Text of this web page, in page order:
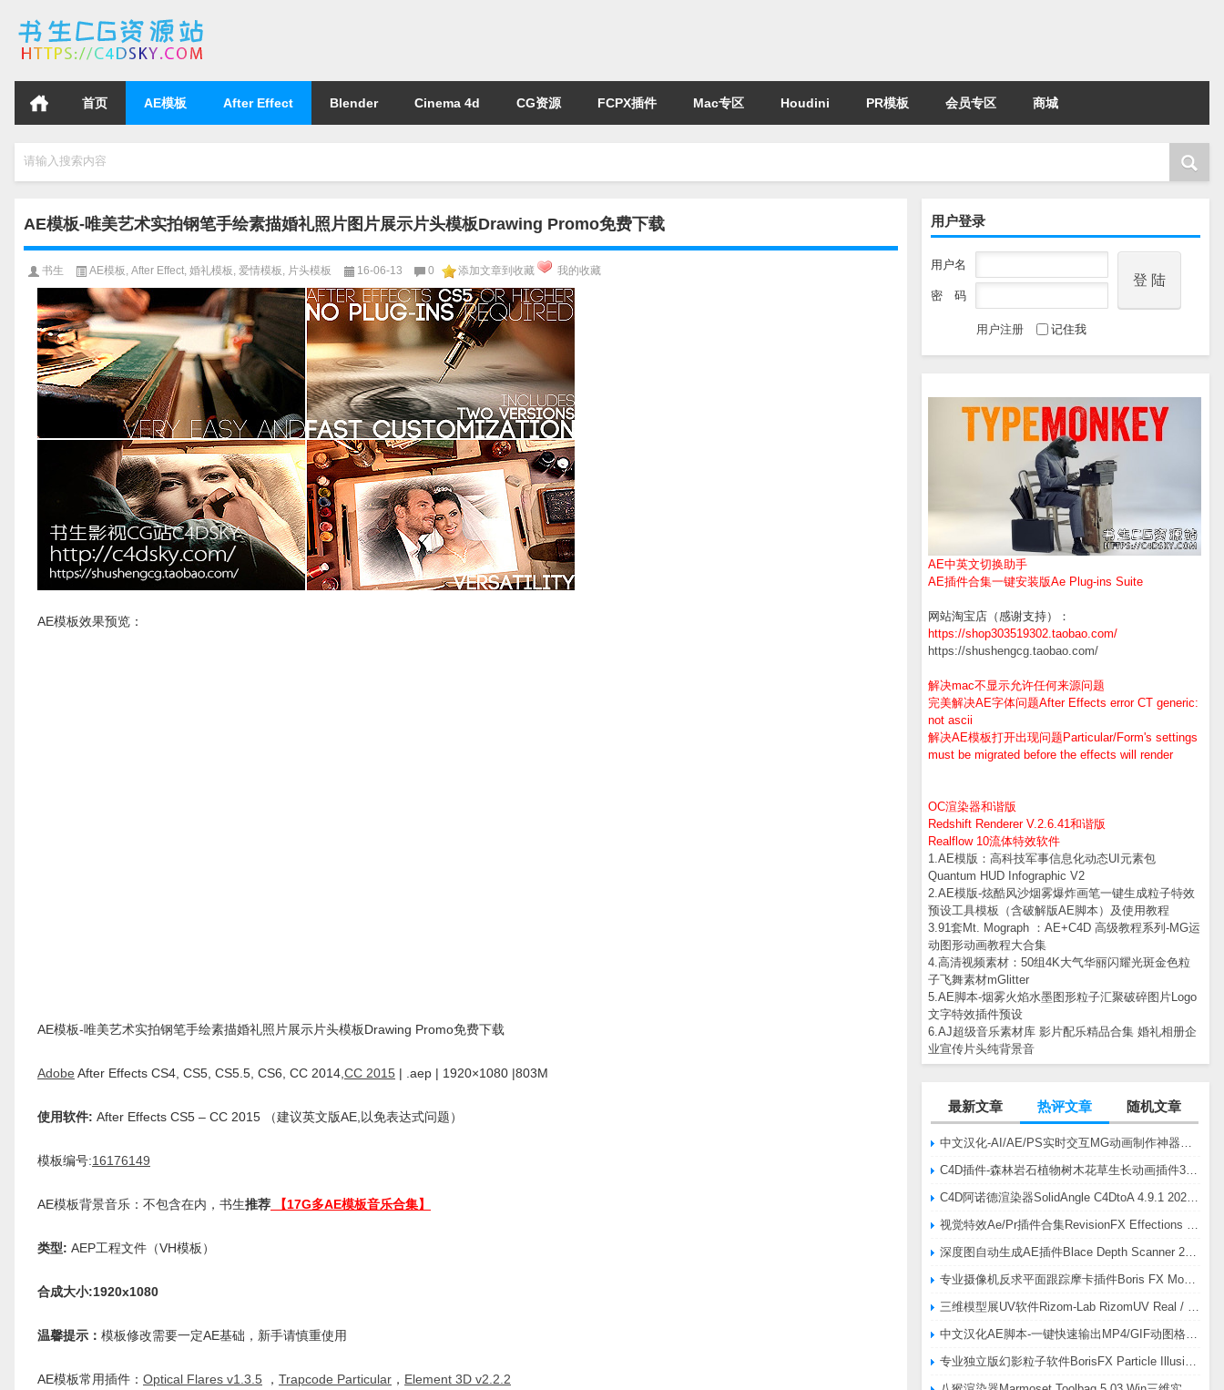
首页 AE模板 After Effect Blender Cinema 4d CG资源 FCPX插件 Mac专区 Houdini PR模板 会员专区 商城
请输入搜索内容
用户登录
用户名
密 码
用户注册 记住我
AE中英文切换助手
AE插件合集一键安装版Ae Plug-ins Suite
网站淘宝店（感谢支持）：
https://shop303519302.taobao.com/
https://shushengcg.taobao.com/
解决mac不显示允许任何来源问题
完美解决AE字体问题After Effects error CT generic:
not ascii
解决AE模板打开出现问题Particular/Form's settings
must be migrated before the effects will render
OC渲染器和谐版
Redshift Renderer V.2.6.41和谐版
Realflow 10流体特效软件
1.AE模版：高科技军事信息化动态UI元素包
Quantum HUD Infographic V2
2.AE模版-炫酷风沙烟雾爆炸画笔一键生成粒子特效
预设工具模板（含破解版AE脚本）及使用教程
3.91套Mt. Mograph ：AE+C4D 高级教程系列-MG运
动图形动画教程大合集
4.高清视频素材：50组4K大气华丽闪耀光斑金色粒
子飞舞素材mGlitter
5.AE脚本-烟雾火焰水墨图形粒子汇聚破碎图片Logo
文字特效插件预设
6.AJ超级音乐素材库 影片配乐精品合集 婚礼相册企
业宣传片头纯背景音
最新文章 热评文章 随机文章
AE模板-唯美艺术实拍钢笔手绘素描婚礼照片图片展示片头模板Drawing Promo免费下载
书生 AE模板 , After Effect, 婚礼模板 , 爱情模板 , 片头模板 16-06-13 0 添加文章到收藏 我的收藏
AE模板效果预览：
AE模板-唯美艺术实拍钢笔手绘素描婚礼照片展示片头模板Drawing Promo免费下载
Adobe After Effects CS4, CS5, CS5.5, CS6, CC 2014, CC 2015 | .aep | 1920×1080 |803M
使用软件: After Effects CS5 – CC 2015 （建议英文版AE,以免表达式问题）
模板编号:16176149
AE模板背景音乐：不包含在内，书生推荐 【17G多AE模板音乐合集】
类型: AEP工程文件（VH模板）
合成大小:1920x1080
温馨提示： 模板修改需要一定AE基础，新手请慎重使用
AE模板常用插件： Optical Flares v1.3.5 ， Trapcode Particular ， Element 3D v2.2.2